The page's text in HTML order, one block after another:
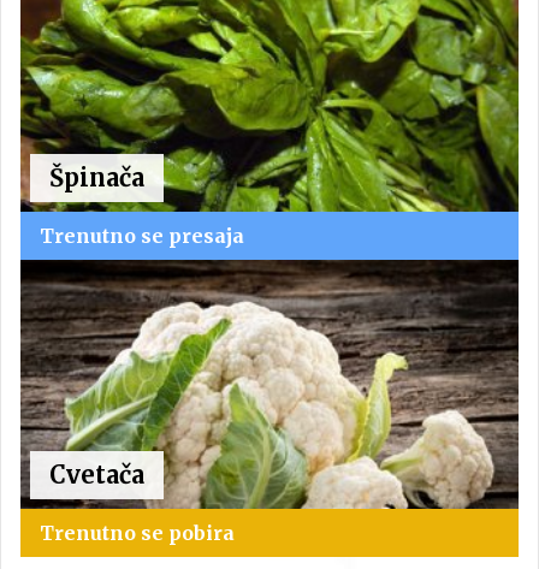
Špinača
Trenutno se presaja
Cvetača
Trenutno se pobira